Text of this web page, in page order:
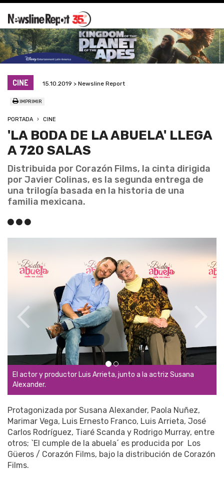
CINE 15.10.2019 > Newsline Report
IMPRIMIR
PORTADA CINE
'LA BODA DE LA ABUELA' LLEGA
A 720 SALAS
Distribuida por Corazón Films, la cinta dirigida
por Javier Colinas, es la segunda entrega de
una trilogía basada en la historia de una
familia mexicana.
Los actores: Rodrigo Murray, Tiaré Scanda y Renata Notni.
Protagonizada por Susana Alexander, Paola Nuñez,
Marimar Vega, Luis Ernesto Franco, Luis Arrieta, José
Carlos Rodríguez, Tiaré Scanda y Rodrigo Murray, entre
otros; `El cumple de la abuela´ es producida por Los
Güeros / Corazón Films, bajo la distribución de Corazón
Films.